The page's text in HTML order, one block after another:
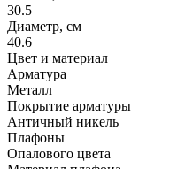
30.5
Диаметр, см
40.6
Цвет и материал
Арматура
Металл
Покрытие арматуры
Античный никель
Плафоны
Опалового цвета